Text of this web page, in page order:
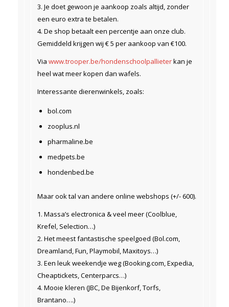
3. Je doet gewoon je aankoop zoals altijd, zonder
een euro extra te betalen.
4. De shop betaalt een percentje aan onze club.
Gemiddeld krijgen wij € 5 per aankoop van €100.
Via www.trooper.be/hondenschoolpallieterkan je
heel wat meer kopen dan wafels.
Interessante dierenwinkels, zoals:
bol.com
zooplus.nl
pharmaline.be
medpets.be
hondenbed.be
Maar ook tal van andere online webshops (+/- 600).
1. Massa’s electronica & veel meer (Coolblue,
Krefel, Selection…)
2. Het meest fantastische speelgoed (Bol.com,
Dreamland, Fun, Playmobil, Maxitoys…)
3. Een leuk weekendje weg (Booking.com, Expedia,
Cheaptickets, Centerparcs…)
4. Mooie kleren (JBC, De Bijenkorf, Torfs,
Brantano….)